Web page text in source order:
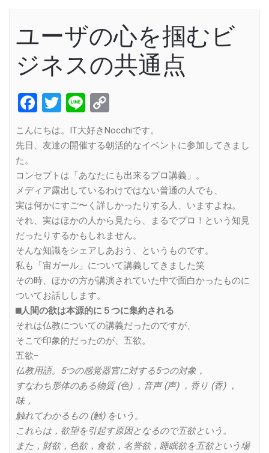
ユーザの心を掴むビ
ジネスの共通点
Facebook
Twitter
Line
Link
こんにちは。IT大好きNocchiです。
先日、友達の開催する朝活的なイベントに参加してきまし
た。
コンセプトは「あなたにも出来るプロ講義」。
メディア露出しているわけではない普通の人でも、
実は何かにすご〜く詳しかったりする人、いますよね。
それ、実はほかの人から見たら、まるでプロ！という知見
だったりするかもしれません。
そんな知識をシェアしあおう、というものです。
私も「宙ガール」について講義してきました笑
その時、ほかの方が講演されていた中で面白かったものに
ついてお話しします。
⬛︎人間の欲は本源的に５つに集約される
それは仏教についての講義だったのですが、
そこで印象的だったのが、五欲。
五欲−
仏教用語。5つの感覚器官に対する5つの対象，
すなわち形体のある物質 (色) ，音声 (声) ，香り (香) ，
味，
触れてわかるもの (触) をいう。
これらは，欲望を引起す原因となるので五欲という。
また，財欲，色欲，食欲，名誉欲，睡眠欲を五欲という場